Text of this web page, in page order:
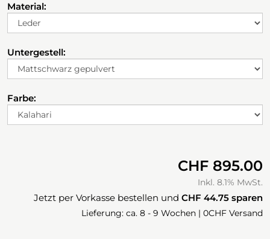
Material:
Untergestell:
Farbe:
CHF 895.00
Inkl. 8.1% MwSt.
Jetzt per Vorkasse bestellen und CHF 44.75 sparen
Lieferung: ca. 8 - 9 Wochen | 0CHF Versand